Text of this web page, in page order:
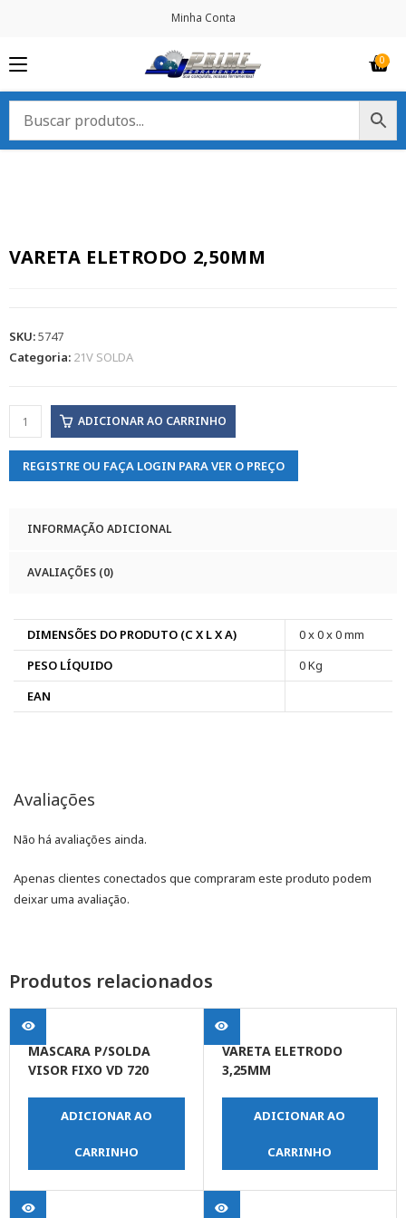
Minha Conta
VARETA ELETRODO 2,50MM
SKU:5747
Categoria: 21V SOLDA
ADICIONAR AO CARRINHO
REGISTRE OU FAÇA LOGIN PARA VER O PREÇO
INFORMAÇÃO ADICIONAL
AVALIAÇÕES (0)
DIMENSÕES DO PRODUTO (C X L X A)
0 x 0 x 0 mm
PESO LÍQUIDO
0 Kg
EAN
Avaliações
Não há avaliações ainda.
Apenas clientes conectados que compraram este produto podem
deixar uma avaliação.
Produtos relacionados
MASCARA P/SOLDA
VISOR FIXO VD 720
ADICIONAR AO
CARRINHO
VARETA ELETRODO
3,25MM
ADICIONAR AO
CARRINHO